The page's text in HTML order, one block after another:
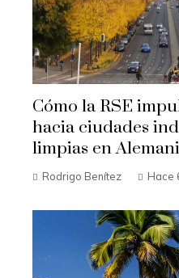
Cómo la RSE
hacia ciudades
limpias en
Rodrigo Benítez Hace